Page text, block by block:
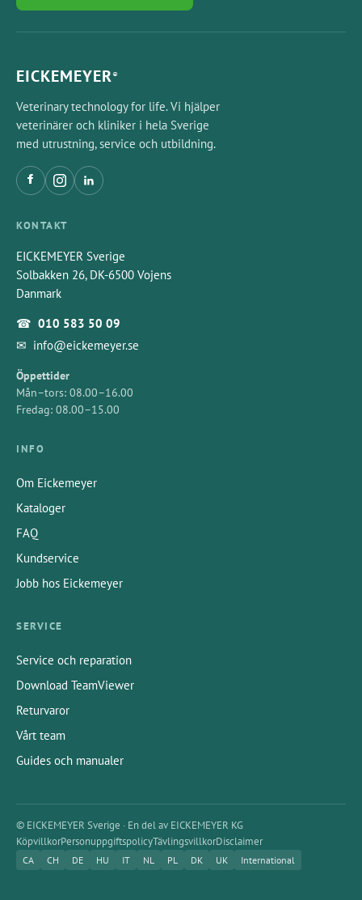
EICKEMEYER®
Veterinary technology for life. Vi hjälper
veterinärer och kliniker i hela Sverige
med utrustning, service och utbildning.
KONTAKT
EICKEMEYER Sverige
Solbakken 26, DK-6500 Vojens
Danmark
☎ 010 583 50 09
✉ info@eickemeyer.se
Öppettider
Mån–tors: 08.00–16.00
Fredag: 08.00–15.00
INFO
Om Eickemeyer
Kataloger
FAQ
Kundservice
Jobb hos Eickemeyer
SERVICE
Service och reparation
Download TeamViewer
Returvaror
Vårt team
Guides och manualer
© EICKEMEYER Sverige · En del av EICKEMEYER KG
KöpvillkorPersonuppgiftspolicyTävlingsvillkorDisclaimer
CA CH DE HU IT NL PL DK UK International